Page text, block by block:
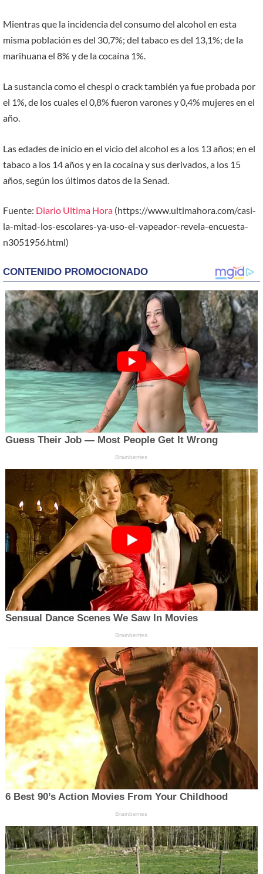
Mientras que la incidencia del consumo del alcohol en esta
misma población es del 30,7%; del tabaco es del 13,1%; de la
marihuana el 8% y de la cocaína 1%.
La sustancia como el chespi o crack también ya fue probada por
el 1%, de los cuales el 0,8% fueron varones y 0,4% mujeres en el
año.
Las edades de inicio en el vicio del alcohol es a los 13 años; en el
tabaco a los 14 años y en la cocaína y sus derivados, a los 15
años, según los últimos datos de la Senad.
Fuente: Diario Ultima Hora (https://www.ultimahora.com/casi-
la-mitad-los-escolares-ya-uso-el-vapeador-revela-encuesta-
n3051956.html)